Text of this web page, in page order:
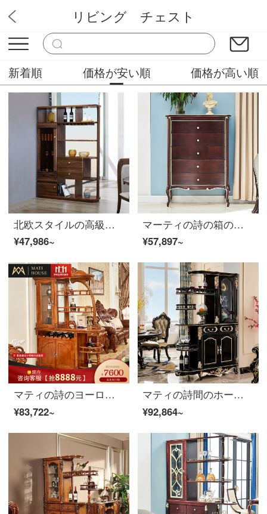
山田家具木工
リビング チェスト
新着順 価格が安い順 価格が高い順
北欧スタイルの高級家具8 L 01〓間庁の戸棚の黒い胡桃の木の客間は棚の屏風を装飾します。
¥47,986~
マーティの詩の箱の本当の木の新しい古典の軽い贅沢な箱は多く現代の簡単な5斗の箱を使います。
¥57,897~
マティの詩のヨーロッパ式の間のホールの戸棚の固体の木の彫刻は酒棚の高級な豪華な玄関の戸棚のアメリカの田舎の玄関の戸棚の実の木を蓄えて花間庁の戸棚を作ります
¥83,722~
マティの詩間のホールの戸棚の新しい古典の木製の家具の客間の仕切りの戸棚の階の戸棚の洋式【洋式の暗い古典】の本当の木間のホールの戸棚
¥92,864~